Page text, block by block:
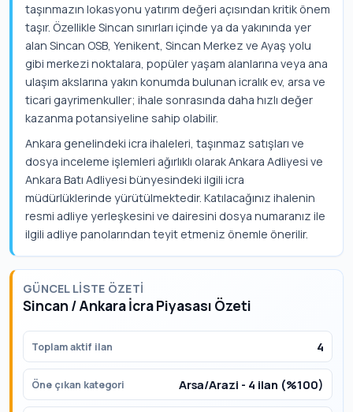
taşınmazın lokasyonu yatırım değeri açısından kritik önem
taşır. Özellikle Sincan sınırları içinde ya da yakınında yer
alan Sincan OSB, Yenikent, Sincan Merkez ve Ayaş yolu
gibi merkezi noktalara, popüler yaşam alanlarına veya ana
ulaşım akslarına yakın konumda bulunan icralık ev, arsa ve
ticari gayrimenkuller; ihale sonrasında daha hızlı değer
kazanma potansiyeline sahip olabilir.
Ankara genelindeki icra ihaleleri, taşınmaz satışları ve
dosya inceleme işlemleri ağırlıklı olarak Ankara Adliyesi ve
Ankara Batı Adliyesi bünyesindeki ilgili icra
müdürlüklerinde yürütülmektedir. Katılacağınız ihalenin
resmi adliye yerleşkesini ve dairesini dosya numaranız ile
ilgili adliye panolarından teyit etmeniz önemle önerilir.
GÜNCEL LISTE ÖZETI
Sincan / Ankara İcra Piyasası Özeti
Toplam aktif ilan 4
Öne çıkan kategori Arsa/Arazi - 4 ilan (%100)